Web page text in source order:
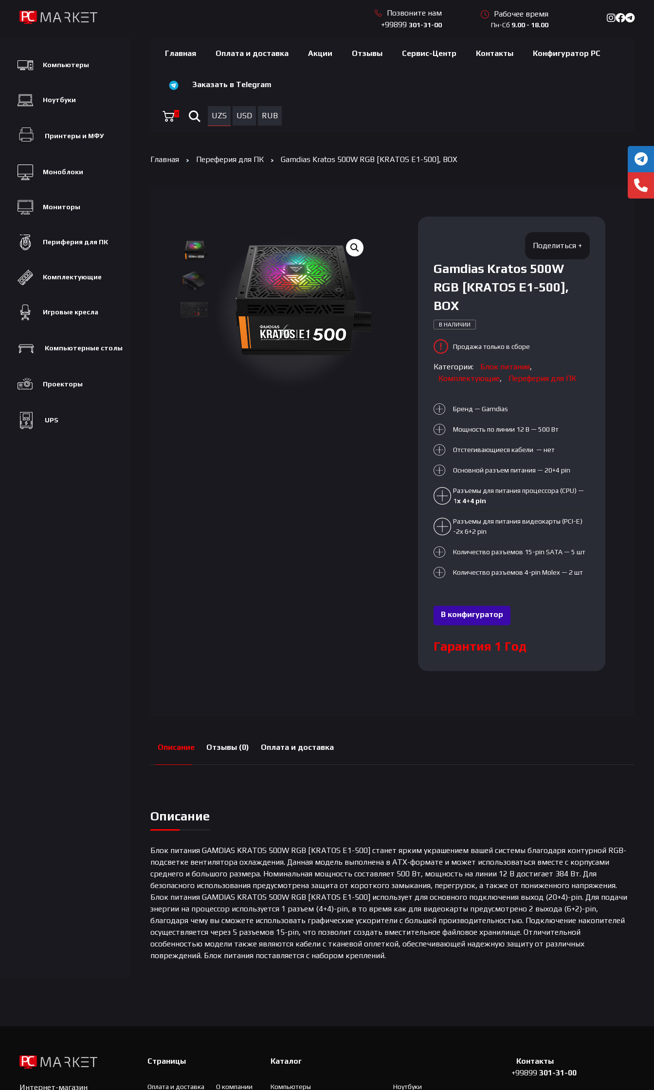
Позвоните нам
+99899 301-31-00
Рабочее время
Пн-Сб 9.00 - 18.00
Компьютеры
Ноутбуки
Принтеры и МФУ
Моноблоки
Мониторы
Периферия для ПК
Комплектующие
Игровые кресла
Компьютерные столы
Проекторы
UPS
Главная Оплата и доставка Акции Отзывы Сервис-Центр Контакты Конфигуратор PC
Заказать в Telegram
0 UZS USD RUB
Главная Переферия для ПК Gamdias Kratos 500W RGB [KRATOS E1-500], BOX
Gamdias Kratos 500W
RGB [KRATOS E1-500],
BOX
В НАЛИЧИИ
Продажа только в сборе
Категории: Блок питания,
Комплектующие, Переферия для ПК
Бренд — Gamdias
Мощность по линии 12 В — 500 Вт
Отстегивающиеся кабели — нет
Основной разъем питания — 20+4 pin
Разъемы для питания процессора (CPU) —
1x 4+4 pin
Разъемы для питания видеокарты (PCI-E)
-2x 6+2 pin
Количество разъемов 15-pin SATA — 5 шт
Количество разъемов 4-pin Molex — 2 шт
В конфигуратор
Гарантия 1 Год
Описание Отзывы (0) Оплата и доставка
Описание
Блок питания GAMDIAS KRATOS 500W RGB [KRATOS E1-500] станет ярким украшением вашей системы благодаря контурной RGB-
подсветке вентилятора охлаждения. Данная модель выполнена в ATX-формате и может использоваться вместе с корпусами
среднего и большого размера. Номинальная мощность составляет 500 Вт, мощность на линии 12 В достигает 384 Вт. Для
безопасного использования предусмотрена защита от короткого замыкания, перегрузок, а также от пониженного напряжения.
Блок питания GAMDIAS KRATOS 500W RGB [KRATOS E1-500] использует для основного подключения выход (20+4)-pin. Для подачи
энергии на процессор используется 1 разъем (4+4)-pin, в то время как для видеокарты предусмотрено 2 выхода (6+2)-pin,
благодаря чему вы сможете использовать графические ускорители с большей производительностью. Подключение накопителей
осуществляется через 5 разъемов 15-pin, что позволит создать вместительное файловое хранилище. Отличительной
особенностью модели также являются кабели с тканевой оплеткой, обеспечивающей надежную защиту от различных
повреждений. Блок питания поставляется с набором креплений.
Интернет-магазин
Страницы
Оплата и доставка О компании
Каталог
Компьютеры Ноутбуки
Контакты
+99899 301-31-00